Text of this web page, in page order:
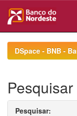
navigationDSpace - BNB -
Pesquisar
Pesquisar: